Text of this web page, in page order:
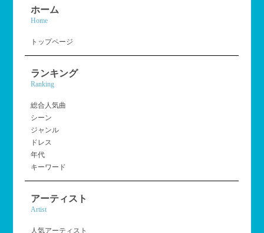
ホーム
Home
トップページ
ランキング
Ranking
総合人気曲
シーン
ジャンル
ドレス
年代
キーワード
アーティスト
Artist
人気アーティスト